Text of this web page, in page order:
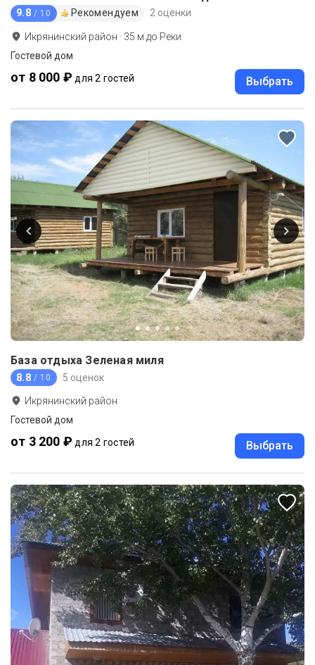
9.8 / 10 Рекомендуем 2 оценки
Икрянинский район · 35 м до Реки
Гостевой дом
от 8 000 ₽ для 2 гостей Выбрать
База отдыха Зеленая миля
8.8 / 10 5 оценок
Икрянинский район
Гостевой дом
от 3 200 ₽ для 2 гостей Выбрать